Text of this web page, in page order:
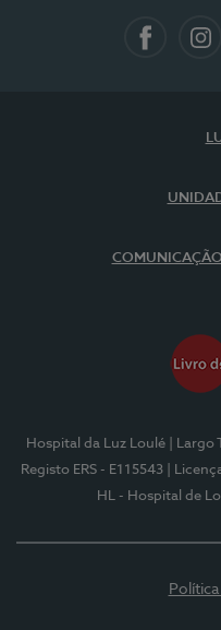
Hospital da Luz Loulé |
Registo ERS - E115543
|
HL - Hospital de